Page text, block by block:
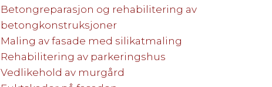
Betongreparasjon og rehabilitering av
betongkonstruksjoner
Maling av fasade med silikatmaling
Rehabilitering av parkeringshus
Vedlikehold av murgård